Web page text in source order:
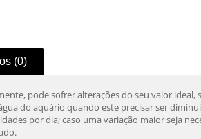
(0)
pode sofrer alterações do seu valor
do aquário quando este precisar ser
por dia; caso uma variação maior seja